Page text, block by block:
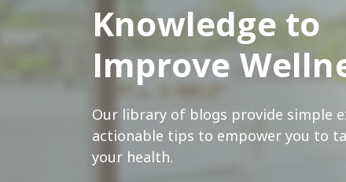
Knowledge
Improve
Our library of blogs provide simple
actionable tips to empower you to
your health.